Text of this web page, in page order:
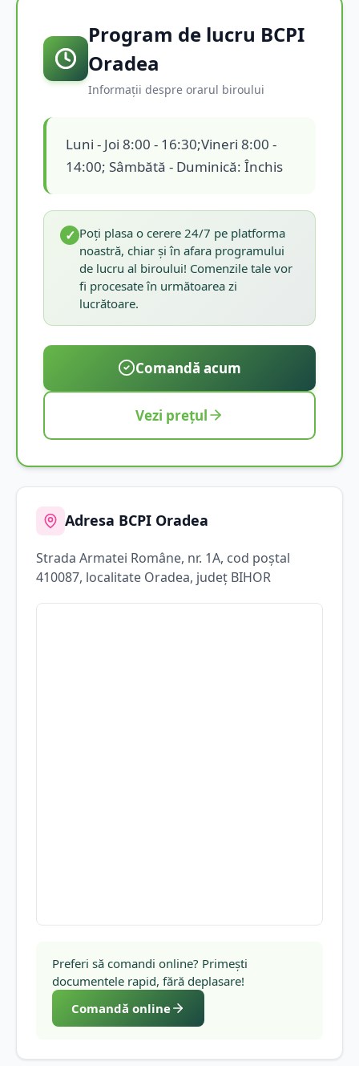
Program de lucru BCPI
Oradea
Informații despre orarul biroului
Luni - Joi 8:00 - 16:30;Vineri 8:00 -
14:00; Sâmbătă - Duminică: Închis
✓ Poți plasa o cerere 24/7 pe platforma
noastră, chiar și în afara programului
de lucru al biroului! Comenzile tale vor
fi procesate în următoarea zi
lucrătoare.
Comandă acum
Vezi prețul
Adresa BCPI Oradea
Strada Armatei Române, nr. 1A, cod poștal
410087, localitate Oradea, județ BIHOR
Preferi să comandi online? Primești
documentele rapid, fără deplasare!
Comandă online